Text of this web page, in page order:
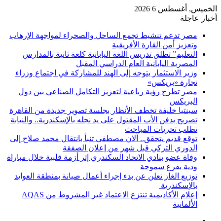
الخميس, أغسطس 6 2026
أخبار عاجلة
مصر تدعم تنشيط تجمع الساحل والصحراء لمواجهة الإرهاب
وتعزيز أمن القارة الأفريقية
التعليم” تطلق تدريس اللغة اليابانية كلغة ثانية بالمدارس
المصرية اليابانية العام الدراسي المقبل
وزير الاستثمار يتوجه إلى الهند للمشاركة في اجتماع وزراء
تجارة «بريكس»
مصر تطرح رؤية رباعية لتعزيز التكامل الصناعي بين دول
البريكس
سينتيا خليفة تخطف الأنظار بجلسة تصوير جديدة من القاهرة
تصريح بدفن الأب المقتول على يد نجله بالإسكندرية.. والنيابة
تطلب تحريات المباحث
توقع قديم يتحقق.. آلان مصطفى تنبأ بانتقال محمد صلاح إلى
الدوري التركي قبل شهر من إعلان الصفقة
وفاة عضو بنادي الاتحاد السكندري إثر أزمة قلبية خلال مباراة
ودية بفرع سموحة
توزيع الغاز تعلن عن بدء إجراء أعمال صيانة بمنطقة العوايد
بالإسكندرية
إعلام الأكاديمية تنتزع الاعتماد غير المشروط من AQAS
الألمانية